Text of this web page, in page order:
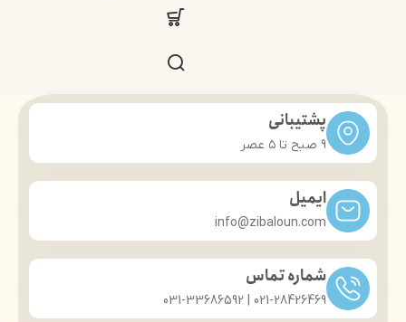
پشتیبانی
9 صبح تا ۵ عصر
ایمیل
info@zibaloun.com
شماره تماس
021-28426469 | 031-33686592